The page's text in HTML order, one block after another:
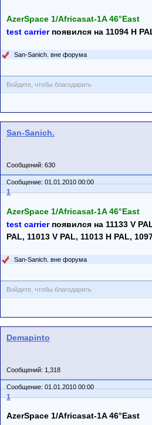
AzerSpace 1/Africasat-1A 46°East
test carrierпоявился на 11094 H
San-Sanich. вне форума
Войдите, чтобы благодарить
San-Sanich.
Сообщений: 630
Сообщение: 01.01.2010 00:00
1
AzerSpace 1/Africasat-1A 46°East
test carrierпоявился на 11133 V
PAL, 11013 V PAL, 11013 H PAL,
San-Sanich. вне форума
Войдите, чтобы благодарить
Demapinto
Сообщений: 1,318
Сообщение: 01.01.2010 00:00
1
AzerSpace 1/Africasat-1A 46°East